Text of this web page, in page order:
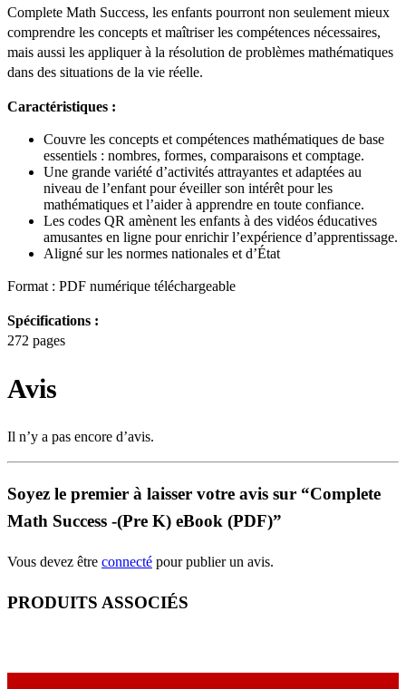
Complete Math Success, les enfants pourront non seulement mieux
comprendre les concepts et maîtriser les compétences nécessaires,
mais aussi les appliquer à la résolution de problèmes mathématiques
dans des situations de la vie réelle.
Caractéristiques :
Couvre les concepts et compétences mathématiques de base
essentiels : nombres, formes, comparaisons et comptage.
Une grande variété d’activités attrayantes et adaptées au
niveau de l’enfant pour éveiller son intérêt pour les
mathématiques et l’aider à apprendre en toute confiance.
Les codes QR amènent les enfants à des vidéos éducatives
amusantes en ligne pour enrichir l’expérience d’apprentissage.
Aligné sur les normes nationales et d’État
Format : PDF numérique téléchargeable
Spécifications :
272 pages
Avis
Il n’y a pas encore d’avis.
Soyez le premier à laisser votre avis sur “Complete
Math Success -(Pre K) eBook (PDF)”
Vous devez être connecté pour publier un avis.
PRODUITS ASSOCIÉS